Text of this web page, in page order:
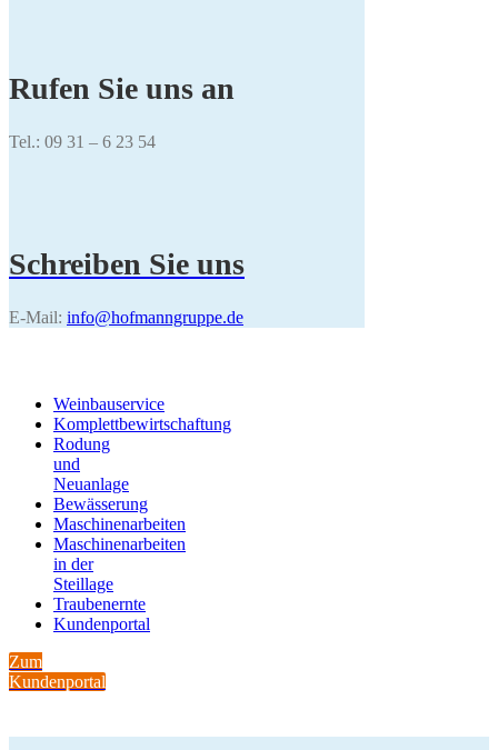
Rufen Sie uns an
Tel.: 09 31 – 6 23 54
Schreiben Sie uns
E-Mail: info@hofmanngruppe.de
Weinbauservice
Komplettbewirtschaftung
Rodung
und
Neuanlage
Bewässerung
Maschinenarbeiten
Maschinenarbeiten
in der
Steillage
Traubenernte
Kundenportal
Zum
Kundenportal